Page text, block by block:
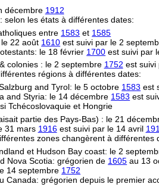
décembre 1912
selon les états à différentes dates:
entre 1583 et 1585
22 août 1610 est suivi par le 2
le 18 février 1700 est suivi par
colonies : le 2 septembre 1752 est suivi
régions à différentes dates:
and Tyrol: le 5 octobre 1583 est
and Styria: le 14 décembre 1583 est
Tchécoslovaquie et Hongrie
partie des Pays-Bas) : le 21
31 mars 1916est suivi par le 14 avril
zones changèrent à différentes
et Hudson Bay coast: le 2
Nova Scotia: grégorien de 1605 au 13
14 septembre 1752
Canada: grégorien depuis le premier